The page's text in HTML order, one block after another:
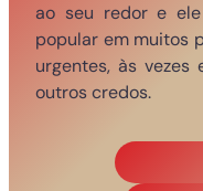
ao seu redor e
popular em muitos
urgentes, às
outros credos.